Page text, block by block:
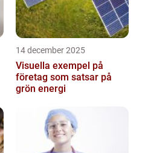
14 december 2025
Visuella exempel på
företag som satsar på
grön energi